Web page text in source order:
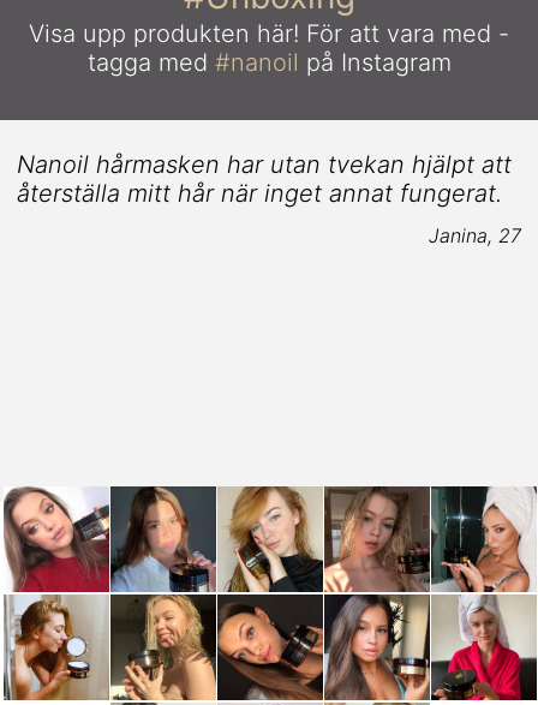
Visa upp produkten här! För att vara med -
tagga med #nanoil på Instagram
Nanoil hårmasken har utan tvekan hjälpt att
återställa mitt hår när inget annat fungerat.
Janina, 27